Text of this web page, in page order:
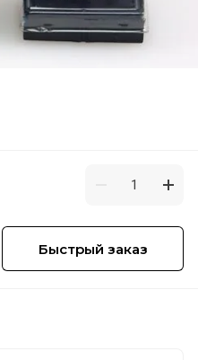
Быстрый заказ